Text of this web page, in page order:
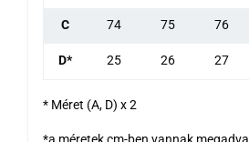
C 74 75 76
D* 25 26 27
* Méret (A, D) x 2